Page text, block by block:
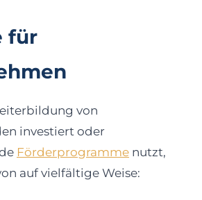
für
von
investiert oder
Förderprogramme nutzt,
auf vielfältige Weise: